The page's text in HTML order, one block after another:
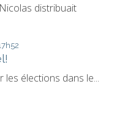
distribuait
élections dans le...